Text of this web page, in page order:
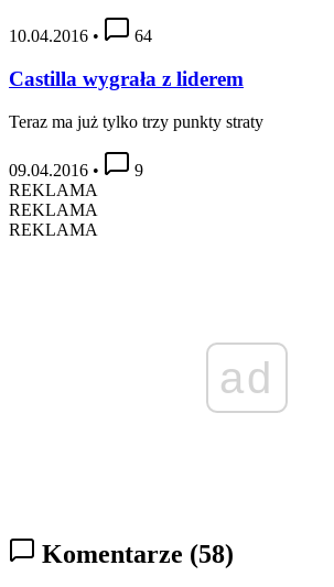
10.04.2016 • 64
Castilla wygrała z liderem
Teraz ma już tylko trzy punkty straty
09.04.2016 •
9
REKLAMA
REKLAMA
REKLAMA
ad
Komentarze (58)